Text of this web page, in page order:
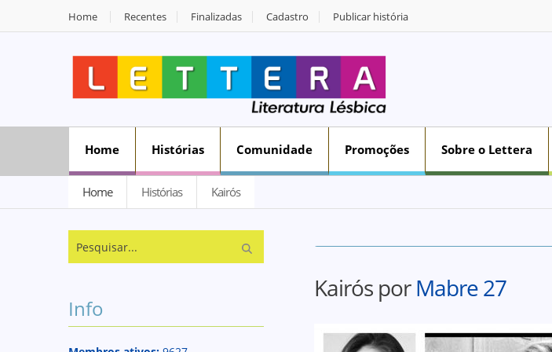
Home Recentes Finalizadas Cadastro Publicar história
Home Histórias Comunidade Promoções Sobre o Lettera
Home Histórias Kairós
Info
Kairós porMabre 27